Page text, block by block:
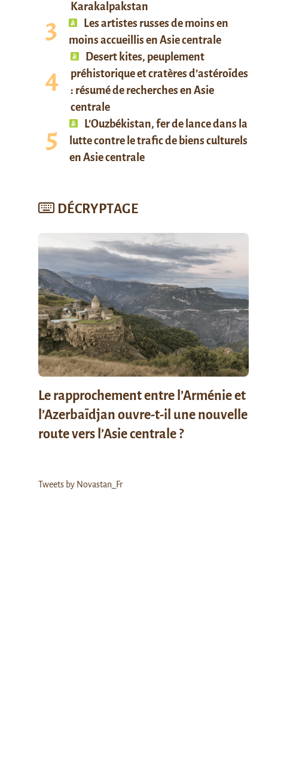
Karakalpakstan
Les artistes russes de moins en
moins accueillis en Asie centrale
Desert kites, peuplement
préhistorique et cratères d’astéroïdes
: résumé de recherches en Asie
centrale
L’Ouzbékistan, fer de lance dans la
lutte contre le trafic de biens culturels
en Asie centrale
DÉCRYPTAGE
Le rapprochement entre l’Arménie et
l’Azerbaïdjan ouvre-t-il une nouvelle
route vers l’Asie centrale ?
Tweets by Novastan_Fr